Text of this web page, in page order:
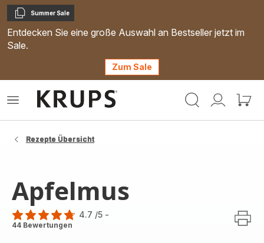
Kopieren
Summer Sale
Entdecken Sie eine große Auswahl an Bestseller jetzt im
Sale.
Zum Sale
Mein
Mein
Das
Rezepte Übersicht
Apfelmus
ratings.4.7
4.7 /5 -
44 Bewertungen